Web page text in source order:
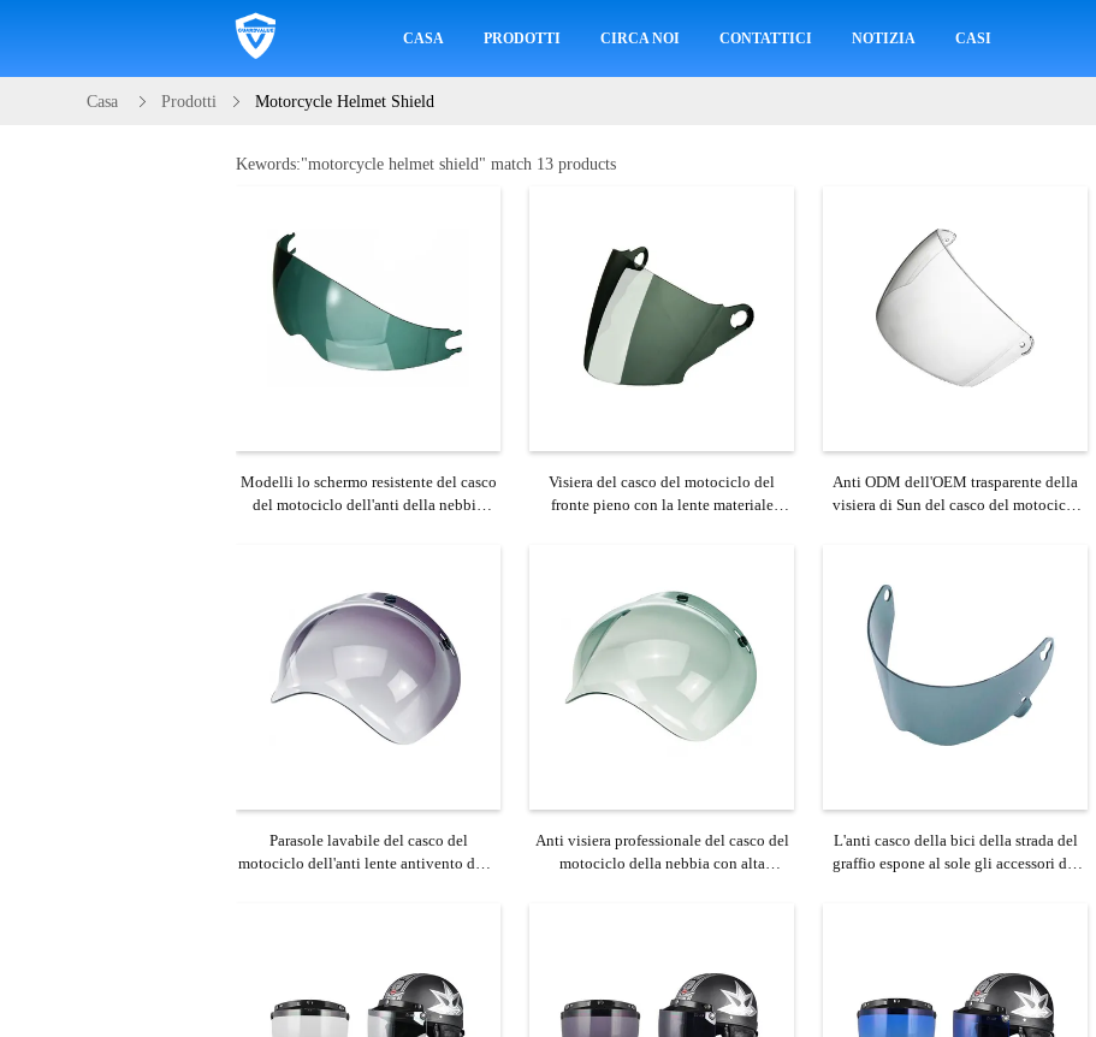
CASA PRODOTTI CIRCA NOI CONTATTICI NOTIZIA CASI
Casa Prodotti Motorcycle Helmet Shield
Kewords:"motorcycle helmet shield" match 13 products
Modelli lo schermo resistente del casco
del motociclo dell'anti della nebbia
Visiera del casco del motociclo del
fronte pieno con la lente materiale
Anti ODM dell'OEM trasparente della
visiera di Sun del casco del motociclo
Parasole lavabile del casco del
motociclo dell'anti lente antivento della
Anti visiera professionale del casco del
motociclo della nebbia con alta
L'anti casco della bici della strada del
graffio espone al sole gli accessori del